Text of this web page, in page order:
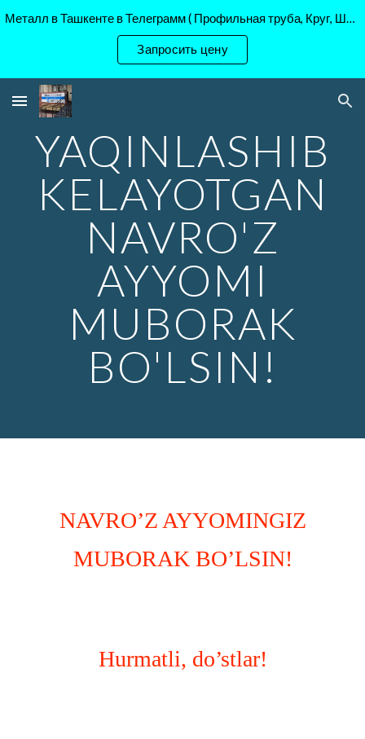
Skip to navigation
Металл в Ташкенте в Телеграмм ( Профильная труба, Круг, Шестигранник Ст45, 40Х, )
Запросить цену
YAQINLASHIB
KELAYOTGAN
NAVRO'Z
AYYOMI
MUBORAK
BO'LSIN!
NAVRO’Z AYYOMINGIZ
MUBORAK BO’LSIN!
Hurmatli, do’stlar!